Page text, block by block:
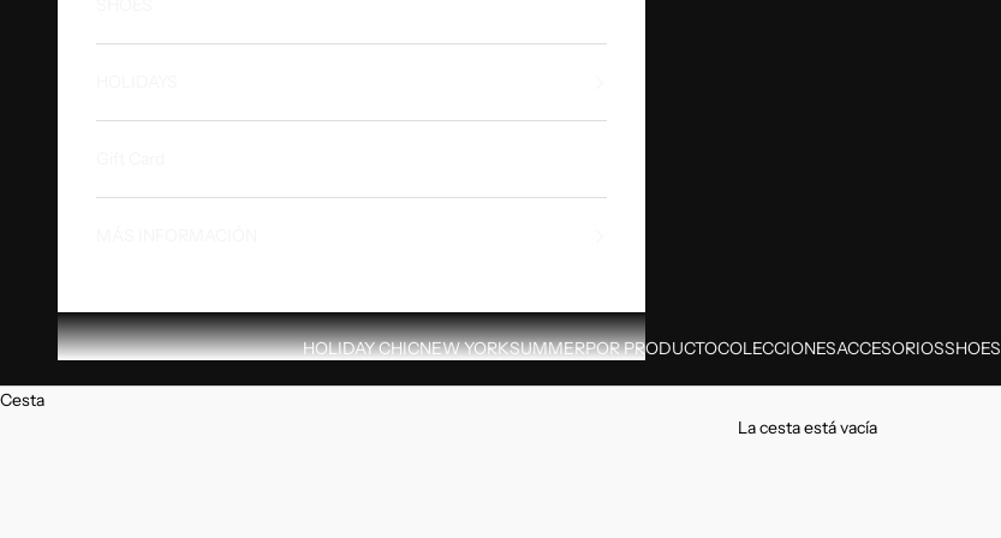
HOLIDAY CHICNEW YORKSUMMERPOR PRODUCTOCOLECCIONESACCESORIOSSHOES
Cesta
La cesta está vacía